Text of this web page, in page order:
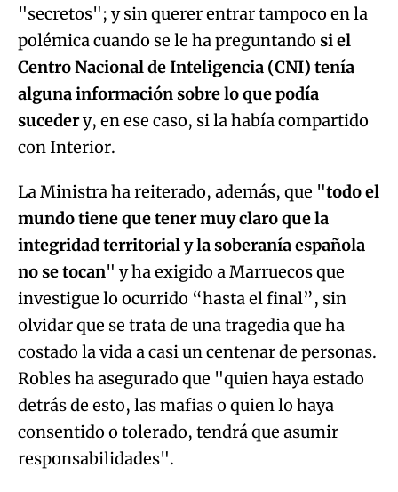
"secretos"; y sin querer entrar tampoco en la
polémica cuando se le ha preguntando si el
Centro Nacional de Inteligencia (CNI) tenía
alguna información sobre lo que podía
sucedery, en ese caso, si la había compartido
con Interior.
La Ministra ha reiterado, además, que "todo el
mundo tiene que tener muy claro que la
integridad territorial y la soberanía española
no se tocan" y ha exigido a Marruecos que
investigue lo ocurrido “hasta el final”, sin
olvidar que se trata de una tragedia que ha
costado la vida a casi un centenar de personas.
Robles ha asegurado que "quien haya estado
detrás de esto, las mafias o quien lo haya
consentido o tolerado, tendrá que asumir
responsabilidades".